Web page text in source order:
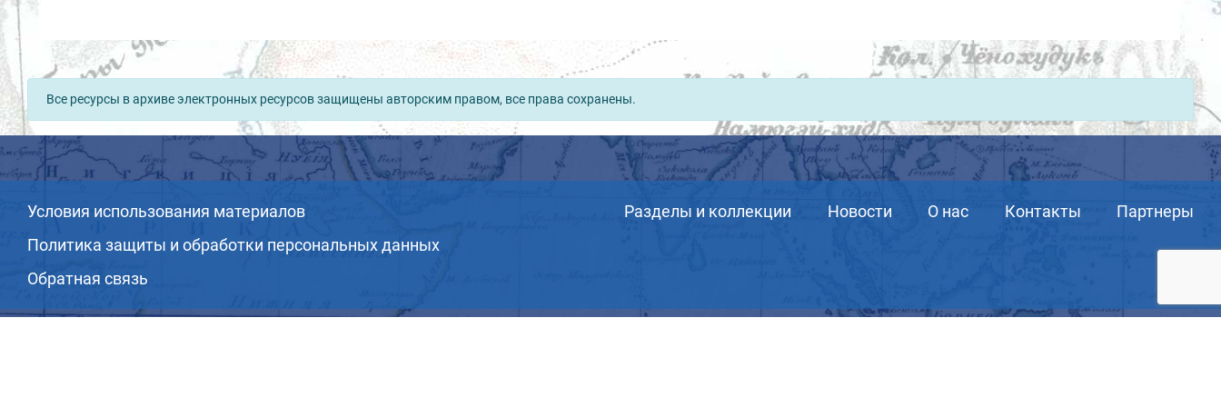
Все ресурсы в архиве электронных ресурсов защищены авторским правом, все права сохранены.
Условия использования материалов
Политика защиты и обработки персональных данных
Обратная связь
Разделы и коллекции Новости О нас Контакты Партнеры